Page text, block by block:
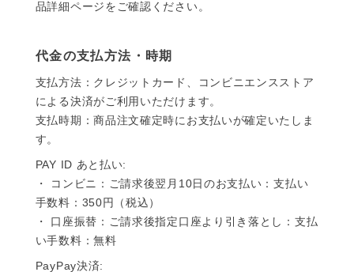
品詳細ページをご確認ください。
代金の支払方法・時期
支払方法：クレジットカード、コンビニエンスストア
による決済がご利用いただけます。
支払時期：商品注文確定時にお支払いが確定いたしま
す。
PAY ID あと払い:
・ コンビニ：ご請求後翌月10日のお支払い：支払い
手数料：350円（税込）
・ 口座振替：ご請求後指定口座より引き落とし：支払
い手数料：無料
PayPay決済: